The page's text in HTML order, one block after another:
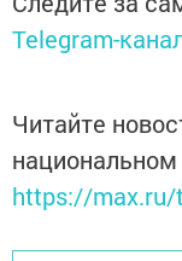
Telegram-
Читайте
https://max.ru/